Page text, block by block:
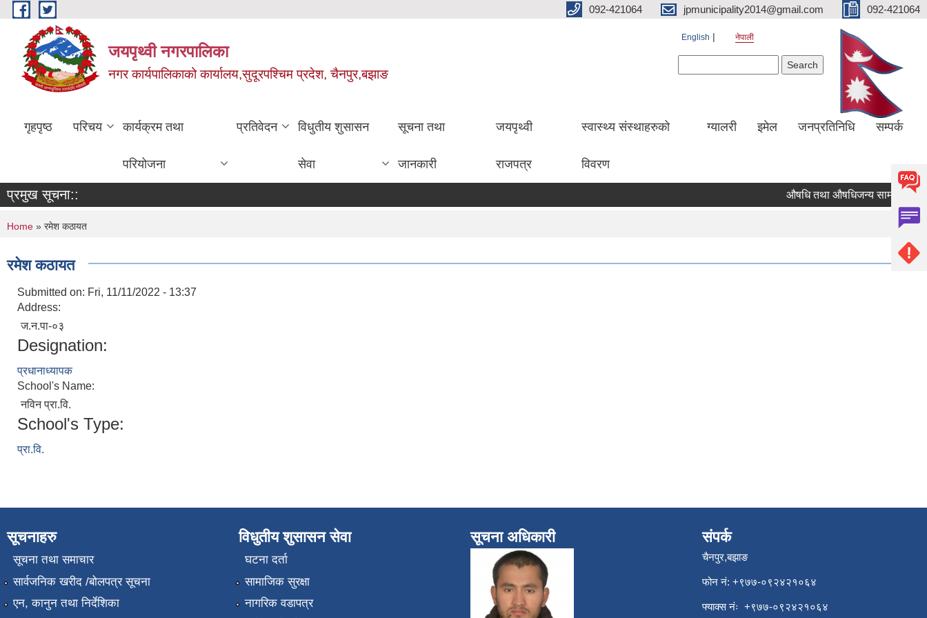
Skip to main content 092-421064 jpmunicipality2014@gmail.com 092-421064
जयपृथ्वी नगरपालिका
नगर कार्यपालिकाको कार्यालय,सुदूरपश्चिम प्रदेश, चैनपुर,बझाङ
English नेपाली
गृहपृष्ठ परिचय कार्यक्रम तथा
परियोजना
प्रतिवेदन विधुतीय शुसासन
सेवा
सूचना तथा
जानकारी
जयपृथ्वी
राजपत्र
स्वास्थ्य संस्थाहरुको
विवरण
ग्यालरी इमेल जनप्रतिनिधि सम्पर्क
प्रमुख सूचना:: औषधि तथा औषधिजन्य सामाग्रीको
You are here
Home » रमेश कठायत
रमेश कठायत
Submitted on: Fri, 11/11/2022 - 13:37
Address:
ज.न.पा-०३
Designation:
प्रधानाध्यापक
School's Name:
नविन प्रा.वि.
School's Type:
प्रा.वि.
सूचनाहरु
सूचना तथा समाचार
सार्वजनिक खरीद /बोलपत्र सूचना
एन, कानुन तथा निर्देशिका
विधुतीय शुसासन सेवा
घटना दर्ता
सामाजिक सुरक्षा
नागरिक वडापत्र
सूचना अधिकारी संपर्क
चैनपुर,बझाङ
फोन नं: ‍‌+९७७-०९२४२१०६४
फ्याक्स नंः +९७७-०९२४२१०६४